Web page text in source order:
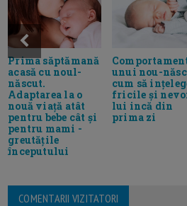
Prima săptămană
acasă cu noul-
născut.
Adaptarea la o
nouă viață atât
pentru bebe cât și
pentru mami -
greutățile
începutului
unui nou-
cum să
fricile și
lui incă din
prima zi
COMENTARII VIZITATORI